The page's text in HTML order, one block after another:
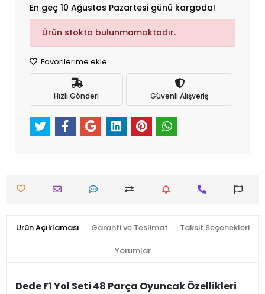
En geç 10 Ağustos Pazartesi günü kargoda!
Ürün stokta bulunmamaktadır.
Favorilerime ekle
Hızlı Gönderi Güvenli Alışveriş
Ürün Açıklaması Garanti ve Teslimat Taksit Seçenekleri
Yorumlar
Dede F1 Yol Seti 48 Parça Oyuncak Özellikleri